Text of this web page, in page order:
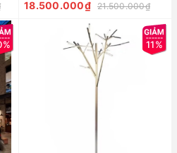
18.500.000₫ 21.500.000₫
11%